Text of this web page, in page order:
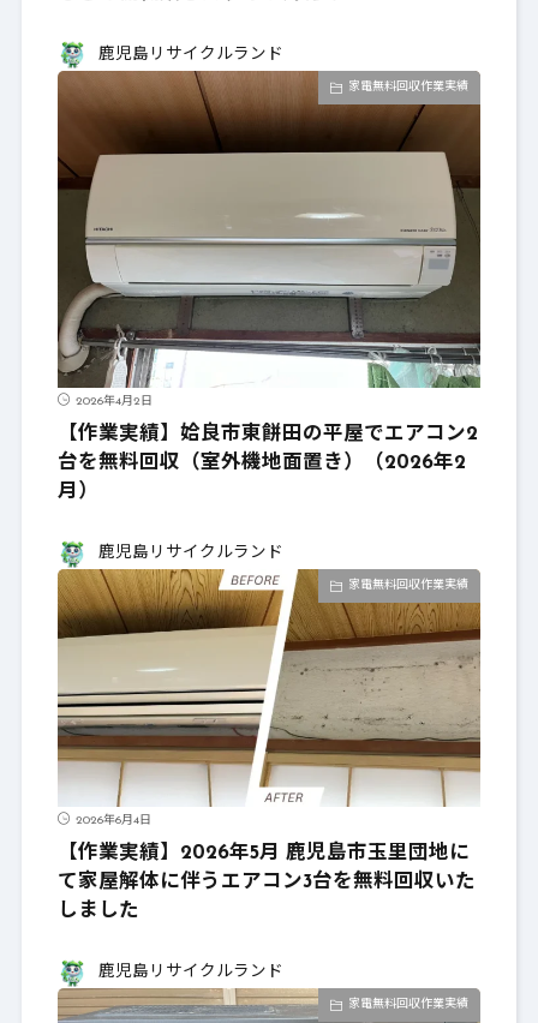
鹿児島リサイクルランド
家電無料回収作業実績
2026年4月2日
【作業実績】姶良市東餅田の平屋でエアコン2
台を無料回収（室外機地面置き）（2026年2
月）
鹿児島リサイクルランド
家電無料回収作業実績
2026年6月4日
【作業実績】2026年5月 鹿児島市玉里団地に
て家屋解体に伴うエアコン3台を無料回収いた
しました
鹿児島リサイクルランド
家電無料回収作業実績